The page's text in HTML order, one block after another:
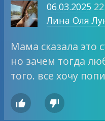
06.03.2025
Мама сказала это
но зачем тогда
того. все хочу
 